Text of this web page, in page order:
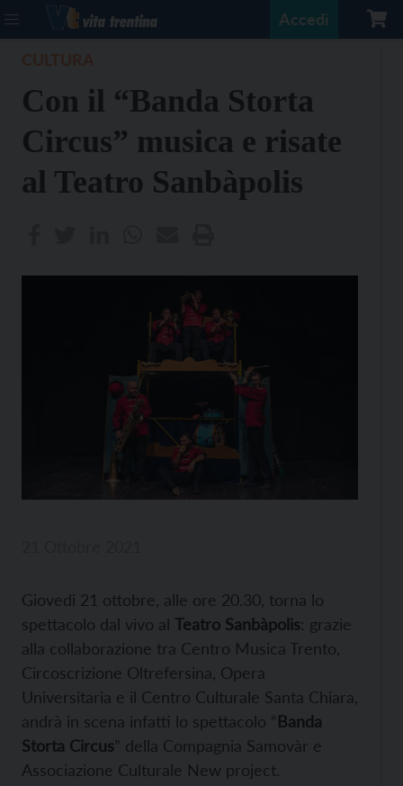
Accedi
Con il “Banda Storta
Circus” musica e risate
al Teatro Sanbàpolis
Giovedi 21 ottobre, alle ore 20.30, torna lo
spettacolo dal vivo al Teatro Sanbàpolis: grazie
alla collaborazione tra Centro Musica Trento,
Circoscrizione Oltrefersina, Opera
Universitaria e il Centro Culturale Santa Chiara,
andrà in scena infatti lo spettacolo “Banda
Storta Circus” della Compagnia Samovàr e
Associazione Culturale New project.